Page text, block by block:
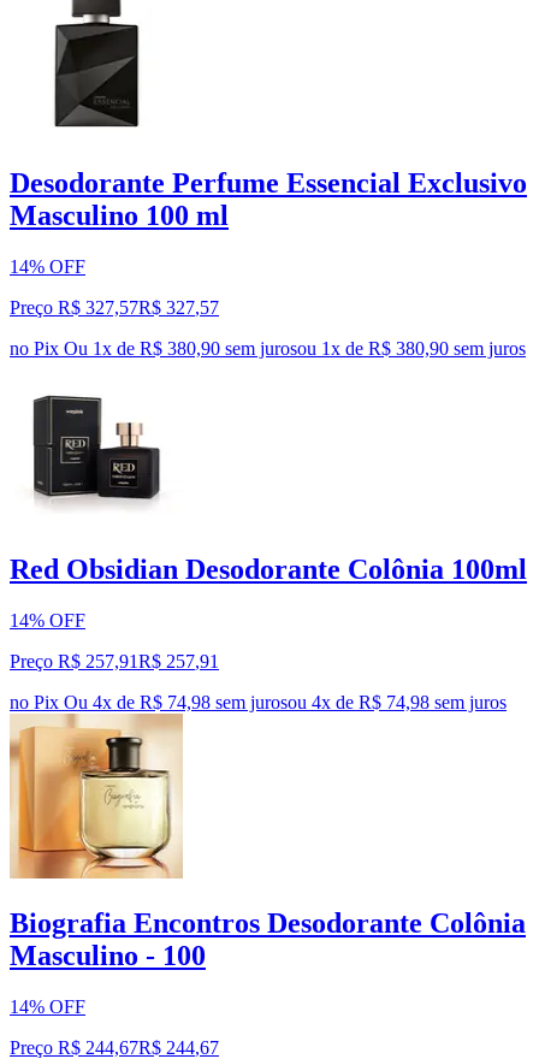
Desodorante Perfume Essencial Exclusivo
Masculino 100 ml
14% OFF
Preço R$ 327,57R$ 327,57
no Pix Ou 1x de R$ 380,90 sem jurosou 1x de R$ 380,90 sem juros
Red Obsidian Desodorante Colônia 100ml
14% OFF
Preço R$ 257,91R$ 257,91
no Pix Ou 4x de R$ 74,98 sem jurosou 4x de R$ 74,98 sem juros
Biografia Encontros Desodorante Colônia
Masculino - 100
14% OFF
Preço R$ 244,67R$ 244,67